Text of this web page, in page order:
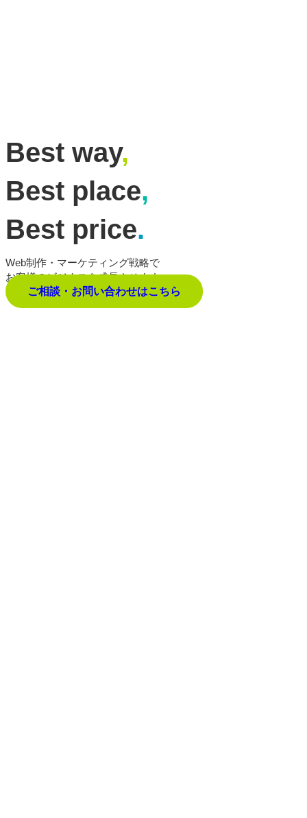
Best way,
Best place,
Best price.
Web制作・マーケティング戦略で
お客様のビジネスを成長させます。
ご相談・お問い合わせはこちら